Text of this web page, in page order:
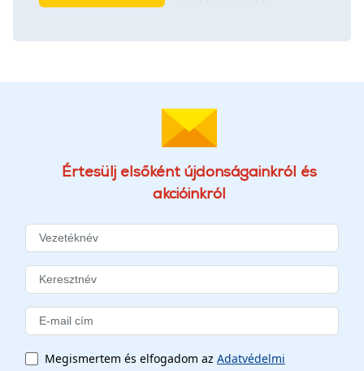
Értesülj elsőként újdonságainkról és
akcióinkról
Megismertem és elfogadom az Adatvédelmi